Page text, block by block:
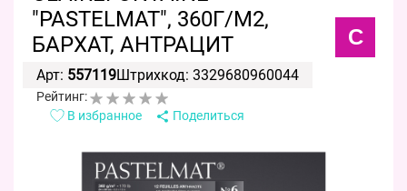
"PASTELMAT", 360Г/М2,
БАРХАТ, АНТРАЦИТ
C
Арт: 557119Штрихкод: 3329680960044
Рейтинг:
В избранное
Поделиться